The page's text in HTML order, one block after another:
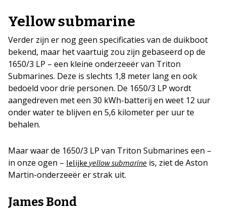
Yellow submarine
Verder zijn er nog geen specificaties van de duikboot
bekend, maar het vaartuig zou zijn gebaseerd op de
1650/3 LP – een kleine onderzeeër van Triton
Submarines. Deze is slechts 1,8 meter lang en ook
bedoeld voor drie personen. De 1650/3 LP wordt
aangedreven met een 30 kWh-batterij en weet 12 uur
onder water te blijven en 5,6 kilometer per uur te
behalen.
Maar waar de 1650/3 LP van Triton Submarines een –
in onze ogen – lelijke yellow submarine is, ziet de Aston
Martin-onderzeeër er strak uit.
James Bond